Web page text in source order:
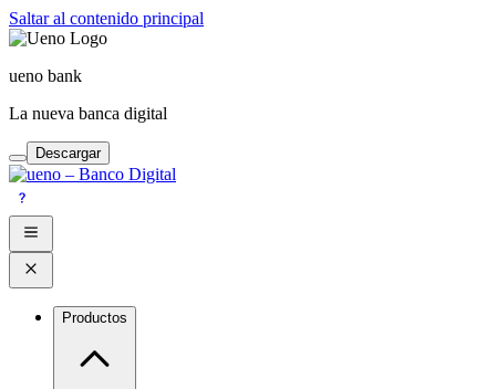
Saltar al contenido principal
ueno bank
La nueva banca digital
Descargar
Productos